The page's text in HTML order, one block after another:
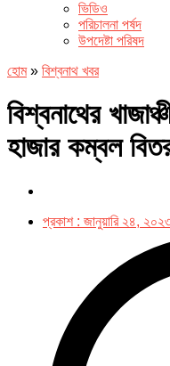
ভিডিও
পরিচালনা পর্ষদ
উপদেষ্টা পরিষদ
হোম» বিশ্বনাথ খবর
বিশ্বনাথের
হাজার কম্বল
প্রকাশ : জানুয়ারি ২৪,